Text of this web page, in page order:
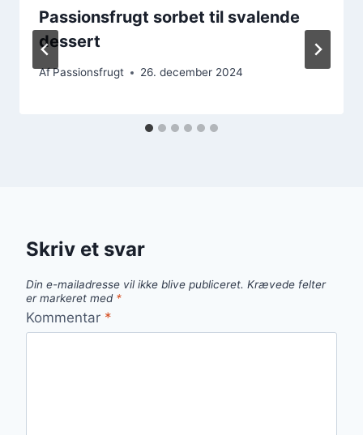
Passionsfrugt sorbet til svalende
dessert
AfPassionsfrugt 26. december 2024
Skriv et svar
Din e-mailadresse vil ikke blive publiceret. Krævede felter
er markeret med *
Kommentar *